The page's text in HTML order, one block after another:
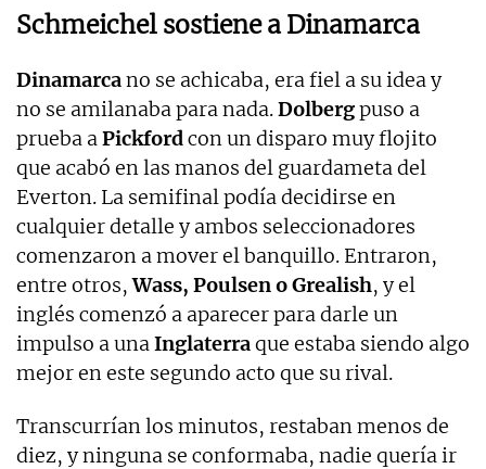
Schmeichel sostiene a Dinamarca
Dinamarcano se achicaba, era fiel a su idea y
no se amilanaba para nada.Dolbergpuso a
prueba aPickfordcon un disparo muy flojito
que acabó en las manos del guardameta del
Everton. La semifinal podía decidirse en
cualquier detalle y ambos seleccionadores
comenzaron a mover el banquillo. Entraron,
entre otros,Wass, Poulsen o Grealish, y el
inglés comenzó a aparecer para darle un
impulso a unaInglaterraque estaba siendo algo
mejor en este segundo acto que su rival.
Transcurrían los minutos, restaban menos de
diez, y ninguna se conformaba, nadie quería ir